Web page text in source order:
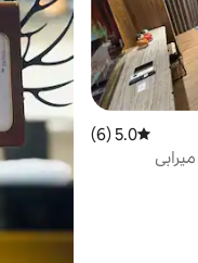
متوسط التقييم 5.0 من 5، 6 مراجعات
5.0 (6)